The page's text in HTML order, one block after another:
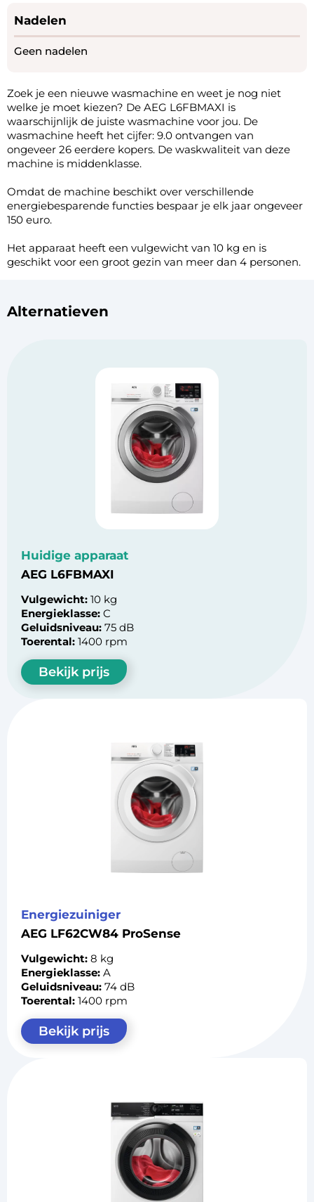
Nadelen
Geen nadelen
Zoek je een nieuwe wasmachine en weet je nog niet
welke je moet kiezen? De AEG L6FBMAXI is
waarschijnlijk de juiste wasmachine voor jou. De
wasmachine heeft het cijfer: 9.0 ontvangen van
ongeveer 26 eerdere kopers. De waskwaliteit van deze
machine is middenklasse.
Omdat de machine beschikt over verschillende
energiebesparende functies bespaar je elk jaar ongeveer
150 euro.
Het apparaat heeft een vulgewicht van 10 kg en is
geschikt voor een groot gezin van meer dan 4 personen.
Alternatieven
Huidige apparaat
AEG L6FBMAXI
Vulgewicht: 10 kg
Energieklasse: C
Geluidsniveau: 75 dB
Toerental: 1400 rpm
Bekijk prijs
Energiezuiniger
AEG LF62CW84 ProSense
Vulgewicht: 8 kg
Energieklasse: A
Geluidsniveau: 74 dB
Toerental: 1400 rpm
Bekijk prijs